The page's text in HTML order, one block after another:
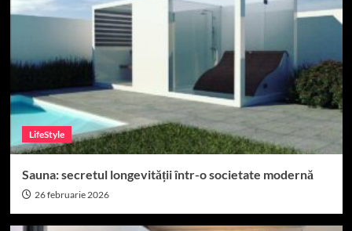
LifeStyle
Sauna: secretul longevității într-o societate modernă
26 februarie 2026